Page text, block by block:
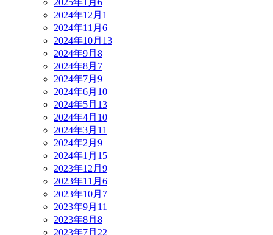
2024年12月 1
2024年11月 6
2024年10月 13
2024年9月 8
2024年8月 7
2024年7月 9
2024年6月 10
2024年5月 13
2024年4月 10
2024年3月 11
2024年2月 9
2024年1月 15
2023年12月 9
2023年11月 6
2023年10月 7
2023年9月 11
2023年8月 8
2023年7月 22